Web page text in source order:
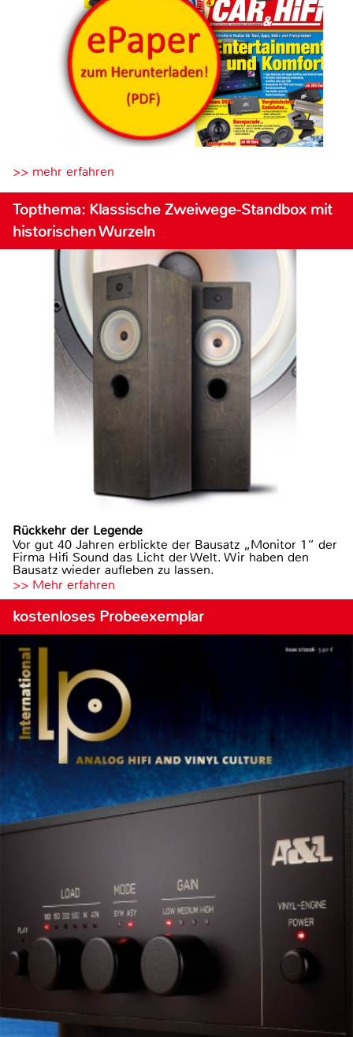
>> mehr erfahren
Topthema: Klassische Zweiwege-Standbox mit
historischen Wurzeln
Rückkehr der Legende
Vor gut 40 Jahren erblickte der Bausatz „Monitor 1“ der
Firma Hifi Sound das Licht der Welt. Wir haben den
Bausatz wieder aufleben zu lassen.
>> Mehr erfahren
kostenloses Probeexemplar